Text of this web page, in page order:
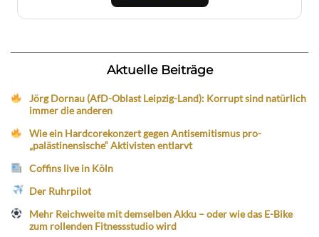
Aktuelle Beiträge
Jörg Dornau (AfD-Oblast Leipzig-Land): Korrupt sind natürlich
immer die anderen
Wie ein Hardcorekonzert gegen Antisemitismus pro-
„palästinensische“ Aktivisten entlarvt
Coffins live in Köln
Der Ruhrpilot
Mehr Reichweite mit demselben Akku – oder wie das E-Bike
zum rollenden Fitnessstudio wird